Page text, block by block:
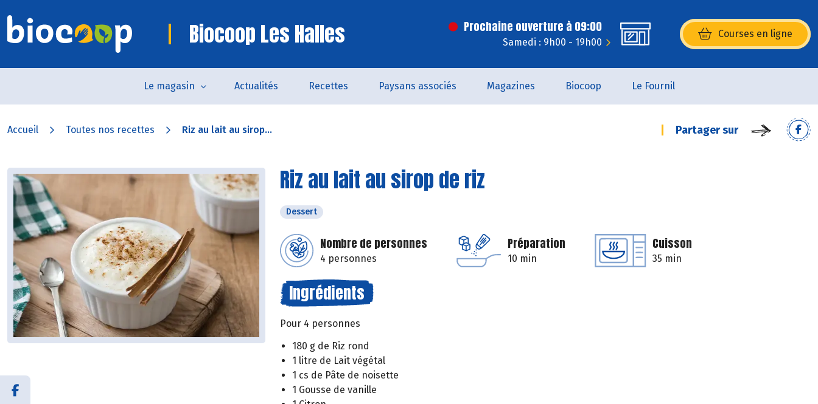
Biocoop Les Halles Prochaine ouverture à 09:00
Samedi : 9h00 - 19h00
Courses en ligne
(s’ouvre dans une nouvelle
Le magasin Actualités Recettes Paysans associés Magazines Biocoop Le Fournil
Accueil Toutes nos recettes Riz au lait au sirop... Partager sur
Riz au lait au sirop de riz
Dessert
Nombre de personnes
4 personnes
Préparation
10 min
Cuisson
35 min
Ingrédients
Pour 4 personnes
180 g de Riz rond
1 litre de Lait végétal
1 cs de Pâte de noisette
1 Gousse de vanille